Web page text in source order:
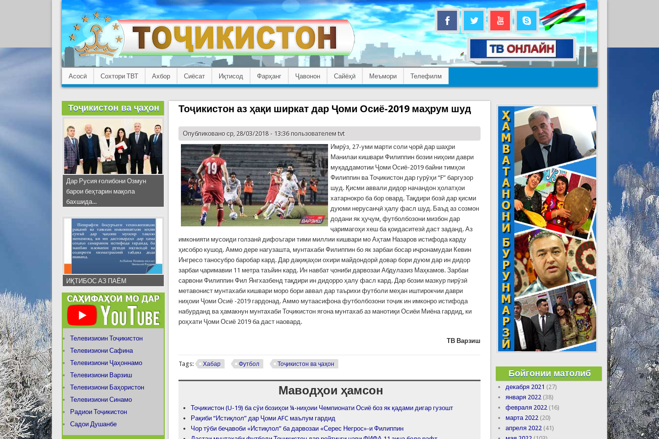
Асосӣ Сохтори ТВТ Ахбор Сиёсат Иқтисод Фарҳанг Ҷавонон Сайёҳӣ Меъмори Телефилм
Тоҷикистон аз ҳақи ширкат дар Ҷоми Осиё-2019 маҳрум шуд
Опубликовано ср, 28/03/2018 - 13:36 пользователемtvt
Имрӯз, 27-уми марти соли ҷорӣ дар шаҳри
Манилаи кишвари Филиппин бозии ниҳоии даври
муқаддамотии Ҷоми Осиё-2019 байни тимҳои
Филиппин ва Тоҷикистон дар гурӯҳи “F” баргузор
шуд. Қисми аввали дидор начандон ҳолатҳои
хатарнокро ба бор овард. Тақдири бозӣ дар қисми
дуюми нерусанҷӣ ҳалу фасл шуд. Баъд аз созмон
додани як ҳуҷум, футболбозони мизбон дар
ҷаримагоҳи хеш ба қоидаситезӣ даст заданд. Аз
имконияти мусоиди голзанӣ дифоъгари тими миллии кишвари мо Аҳтам Назаров истифода карду
ҳисобро кушод. Аммо дере нагузашта, мунтахаби Филиппин бо як зарбаи босар иҷронамудаи Кевин
Ингресо таносубро баробар кард. Дар дақиқаҳои охири майдондорӣ довар бори дуюм дар ин дидор
зарбаи ҷаримавии 11 метра таъйин кард. Ин навбат ҷониби дарвозаи Абдулазиз Маҳкамов. Зарбаи
сарвони Филиппин Фил Янгхазбенд тақдири ин дидорро ҳалу фасл кард. Дар бозии мазкур пирӯзӣ
метавонист мунтахаби кишвари моро бори аввал дар таърихи футболи меҳан иштирокчии даври
ниҳоии Ҷоми Осиё -2019 гардонад. Аммо мутаасифона футболбозони тоҷик ин имконро истифода
набурданд ва ҳамакнун мунтахаби Тоҷикистон ягона мунтахаб аз манотиқи Осиёи Миёна гардид, ки
роҳхати Ҷоми Осиё 2019 ба даст наовард.
ТВ Варзиш
Tags: Хабар Футбол Тоҷикистон ва ҷаҳон
Маводҳои ҳамсон
Тоҷикистон (U-19) ба сӯи бозиҳои ¼-ниҳоии Чемпионати Осиё боз як қадами дигар гузошт
Рақиби “Истиқлол” дар Ҷоми AFC маълум гардид
Чор тӯби беҷавоби «Истиқлол” ба дарвозаи «Серес Негрос»-и Филиппин
Тоҷикистон ва ҷаҳон
Дар Русия ғолибони Озмун
барои беҳтарин мақола
бахшида...
ИҚТИБОС АЗ ПАЁМ
Телевизиоин Тоҷикистон
Телевизиони Сафина
Телевизиони Ҷаҳоннамо
Телевизиони Варзиш
Телевизиони Баҳористон
Телевизиони Синамо
Радиои Тоҷикистон
Садои Душанбе
Бойгонии матолиб
декабря 2021 (27)
января 2022 (38)
февраля 2022 (16)
марта 2022 (20)
апреля 2022 (41)